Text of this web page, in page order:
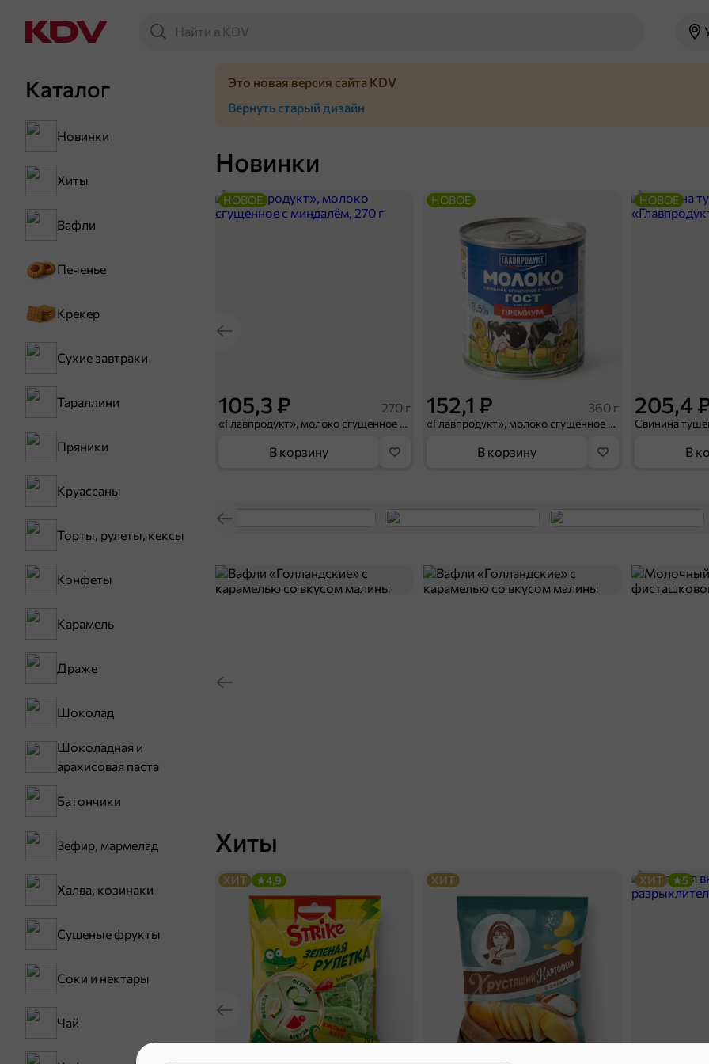
Каталог
Новинки
Хиты
Вафли
Печенье
Крекер
Сухие завтраки
Тараллини
Пряники
Круассаны
Торты, рулеты, кексы
Конфеты
Карамель
Драже
Шоколад
Шоколадная и
арахисовая паста
Батончики
Зефир, мармелад
Халва, козинаки
Сушеные фрукты
Соки и нектары
Чай
Новинки
105,3 ₽ 270 г
«Главпродукт», молоко сгущенное с миндалём, 270 г
НОВОЕ
В корзину
152,1 ₽ 360 г
«Главпродукт», молоко сгущенное «Премиум», 360 г
НОВОЕ
В корзину
205,4
НОВОЕ
В
Хиты
ХИТ 4,9 ХИТ ХИТ 5
Это новая версия сайта KDV
Вернуть старый дизайн